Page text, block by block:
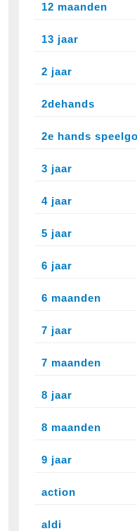
12 maanden
13 jaar
2 jaar
2dehands
2e hands
3 jaar
4 jaar
5 jaar
6 jaar
6 maanden
7 jaar
7 maanden
8 jaar
8 maanden
9 jaar
action
aldi